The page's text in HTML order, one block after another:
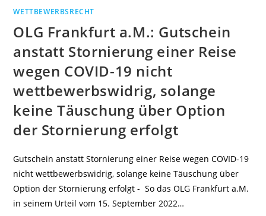
WETTBEWERBSRECHT
OLG Frankfurt a.M.: Gutschein
anstatt Stornierung einer Reise
wegen COVID-19 nicht
wettbewerbswidrig, solange
keine Täuschung über Option
der Stornierung erfolgt
Gutschein anstatt Stornierung einer Reise wegen COVID-19
nicht wettbewerbswidrig, solange keine Täuschung über
Option der Stornierung erfolgt - So das OLG Frankfurt a.M.
in seinem Urteil vom 15. September 2022…